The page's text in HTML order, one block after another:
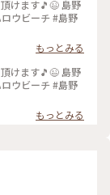
けます🎵😉 島野
もっとみる
けます🎵😉 島野
もっとみる